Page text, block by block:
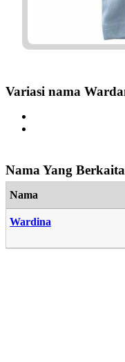
Variasi nama
Nama Yang
Nama
Wardina